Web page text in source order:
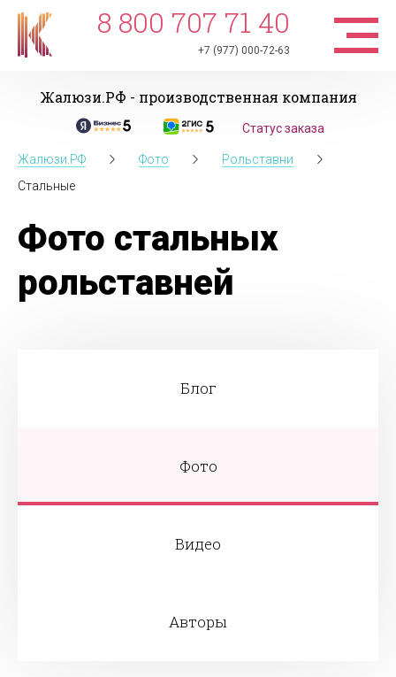
8 800 707 71 40
+7 (977) 000-72-63
Жалюзи.РФ - производственная компания
Статус заказа
Жалюзи.РФ Фото
Рольставни
Стальные
Фото стальных
рольставней
Блог
Фото
Видео
Авторы